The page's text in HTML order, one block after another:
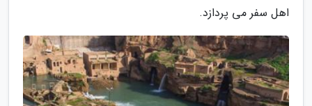
اهل سفر می پردازد.